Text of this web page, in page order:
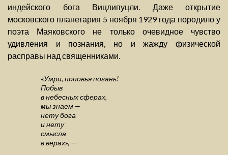
индейского бога Вицлипуцли. Даже открытие
московского планетария 5 ноября 1929 года породило у
поэта Маяковского не только очевидное чувство
удивления и познания, но и жажду физической
расправы над священниками.
«Умри, поповья погань!
Побыв
в небесных сферах,
мы знаем —
нету бога
и нету
смысла
в верах», —